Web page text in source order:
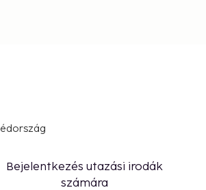
Bejelentkezés utazási irodák
számára